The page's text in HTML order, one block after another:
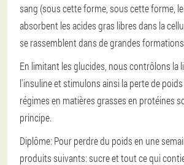
sang (sous cette forme, sous cette forme,
absorbent les acides gras libres dans la
se rassemblent dans de grandes
En limitant les glucides, nous contrôlons la
l'insuline et stimulons ainsi la perte de
régimes en matières grasses en protéines
principe.
Diplôme: Pour perdre du poids en une
produits suivants: sucre et tout ce qui